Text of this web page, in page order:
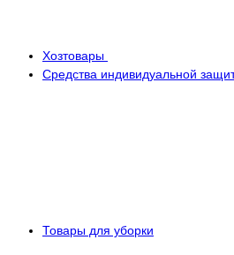
Хозтовары
Средства индивидуальной
Товары для уборки